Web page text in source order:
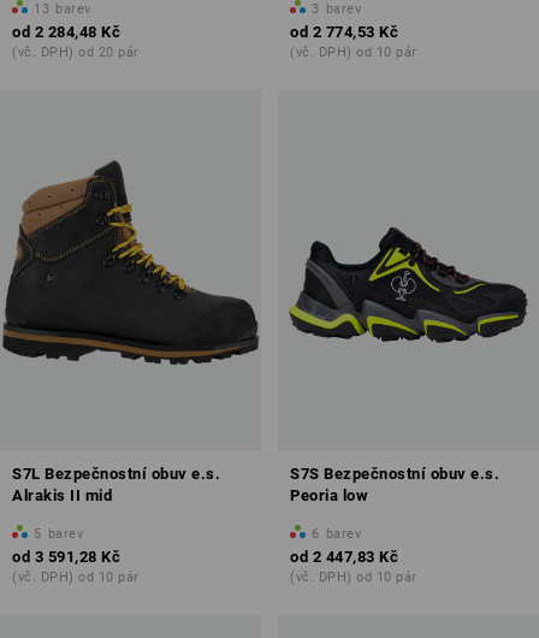
13 barev
od 2 284,48 Kč
(vč. DPH) od 20 pár
3 barev
od 2 774,53 Kč
(vč. DPH) od 10 pár
S7L Bezpečnostní obuv e.s.
Alrakis II mid
5 barev
od 3 591,28 Kč
(vč. DPH) od 10 pár
S7S Bezpečnostní obuv e.s.
Peoria low
6 barev
od 2 447,83 Kč
(vč. DPH) od 10 pár